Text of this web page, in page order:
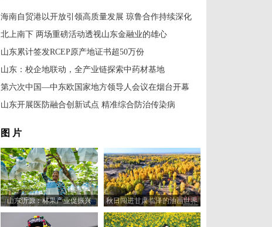
海南自贸港以开放引领高质量发展 琼鲁合作持续深化
北上南下 两场重磅活动透视山东金融业的雄心
山东累计签发RCEP原产地证书超50万份
山东：校企地联动，全产业链探索中药材基地
第六次中国—中东欧国家地方领导人会议在烟台开幕
山东开展医防融合创新试点 精准综合防治传染病
图 片
山东沂源：林果产业促振兴 秋日闯进甘肃临泽的油画世界